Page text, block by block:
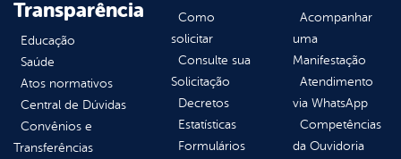
Transparência
Educação
Saúde
Atos normativos
Central de Dúvidas
Convênios e
Transferências
Como
solicitar
Consulte sua
Solicitação
Decretos
Estatísticas
Formulários
Acompanhar
uma
Manifestação
Atendimento
via WhatsApp
Competências
da Ouvidoria